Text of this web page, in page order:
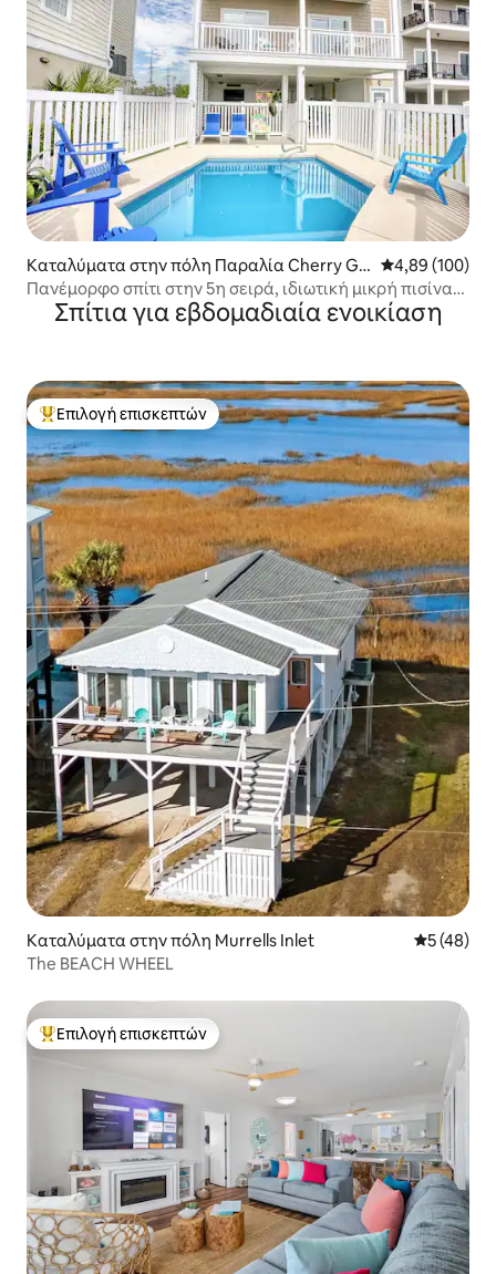
Καταλύματα στην πόλη Παραλία Cherry Gr
ove
Μέση
4,89 (100)
Πανέμορφο σπίτι στην 5η σειρά, ιδιωτική μικρή πισίνα/
ανελκυστήρας
Σπίτια για εβδομαδιαία ενοικίαση
Κορυφαία επιλογή επισκεπτών
Επιλογή επισκεπτών
Καταλύματα στην πόλη Murrells Inlet Μέση
5 (48)
The BEACH WHEEL
Κορυφαία επιλογή επισκεπτών
Επιλογή επισκεπτών